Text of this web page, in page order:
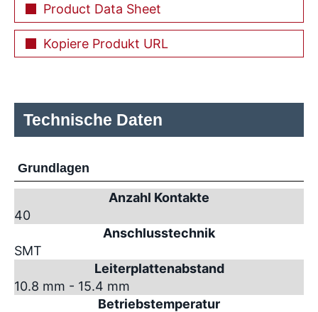
Product Data Sheet
Kopiere Produkt URL
Technische Daten
Grundlagen
Anzahl Kontakte
40
Anschlusstechnik
SMT
Leiterplattenabstand
10.8 mm - 15.4 mm
Betriebstemperatur